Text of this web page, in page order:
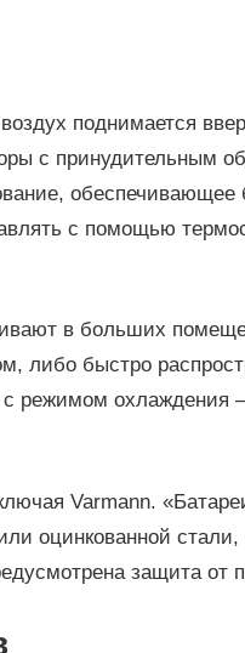
поднимается
с принудительным
с помощью
в больших
либо быстро
режимом охлаждения
Varmann.
оцинкованной
защита от